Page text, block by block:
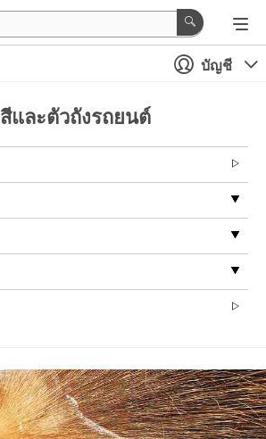
บัญชี
และตัวถังรถยนต์